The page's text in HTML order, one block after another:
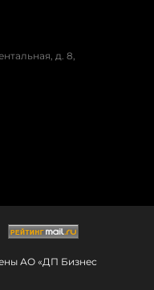
д. 8,
АО «ДП Бизнес